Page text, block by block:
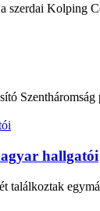
szerdai
hallgatói
találkoztak